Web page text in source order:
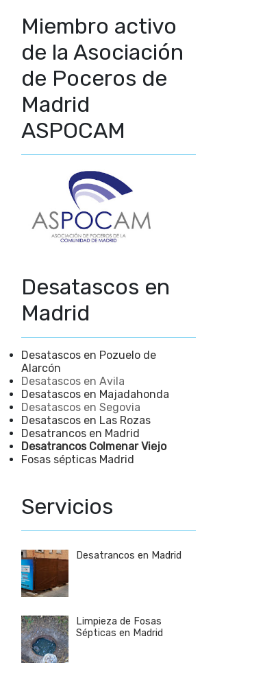
Miembro activo
de la Asociación
de Poceros de
Madrid
ASPOCAM
Desatascos en
Madrid
Desatascos en Pozuelo de
Alarcón
Desatascos en Avila
Desatascos en Majadahonda
Desatascos en Segovia
Desatascos en Las Rozas
Desatrancos en Madrid
Desatrancos Colmenar Viejo
Fosas sépticas Madrid
Servicios
Desatrancos en Madrid
Limpieza de Fosas
Sépticas en Madrid